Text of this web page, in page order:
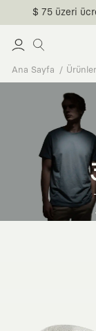
$ 75 üzeri
Ana Sayfa Ürünler